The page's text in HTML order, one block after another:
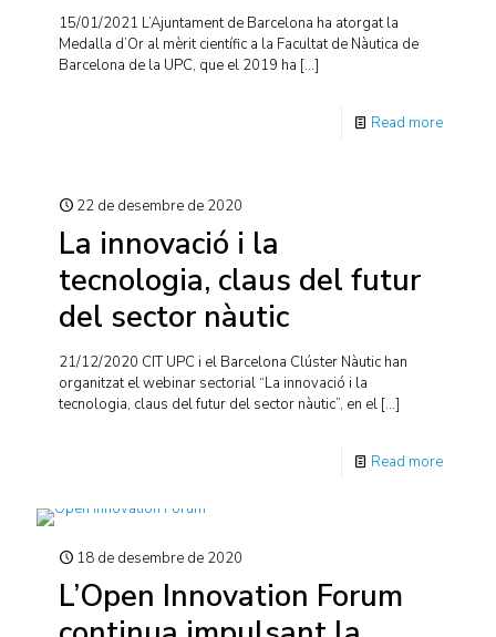
15/01/2021 L’Ajuntament de Barcelona ha atorgat la
Medalla d’Or al mèrit científic a la Facultat de Nàutica de
Barcelona de la UPC, que el 2019 ha […]
Read more
22 de desembre de 2020
La innovació i la
tecnologia, claus del futur
del sector nàutic
21/12/2020 CIT UPC i el Barcelona Clúster Nàutic han
organitzat el webinar sectorial “La innovació i la
tecnologia, claus del futur del sector nàutic”, en el […]
Read more
18 de desembre de 2020
L’Open Innovation Forum